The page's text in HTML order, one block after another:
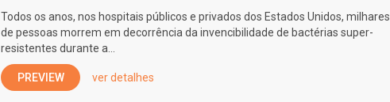
Todos os anos, nos hospitais públicos e privados dos Estados Unidos, milhares
de pessoas morrem em decorrência da invencibilidade de bactérias super-
resistentes durante a...
PREVIEW ver detalhes